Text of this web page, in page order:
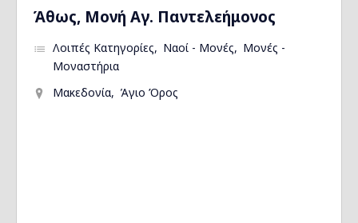
Άθως, Μονή Αγ. Παντελεήμονος
Λοιπές Κατηγορίες Ναοί - Μονές
Μονές -
Μοναστήρια
Μακεδονία
Άγιο Όρος